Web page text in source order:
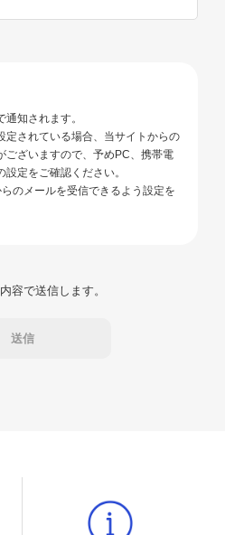
知されます。
定されている場合、当サイトからの
ございますので、予めPC、携帯電
定をご確認ください。
のメールを受信できるよう設定を
容で送信します。